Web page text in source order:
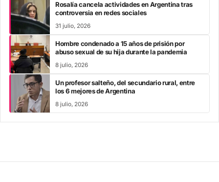
Rosalía cancela actividades en Argentina tras
controversia en redes sociales
31 julio, 2026
Hombre condenado a 15 años de prisión por
abuso sexual de su hija durante la pandemia
8 julio, 2026
Un profesor salteño, del secundario rural, entre
los 6 mejores de Argentina
8 julio, 2026